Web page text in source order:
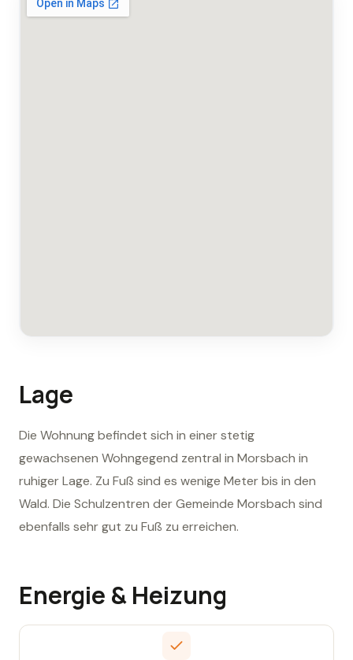
Lage
Die Wohnung befindet sich in einer stetig
gewachsenen Wohngegend zentral in Morsbach in
ruhiger Lage. Zu Fuß sind es wenige Meter bis in den
Wald. Die Schulzentren der Gemeinde Morsbach sind
ebenfalls sehr gut zu Fuß zu erreichen.
Energie & Heizung